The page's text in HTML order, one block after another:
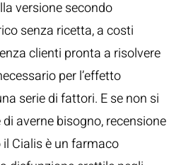
versione secondo
senza ricetta, a costi
clienti pronta a risolvere
per l’effetto
serie di fattori. E se non si
averne bisogno, recensione
Cialis è un farmaco